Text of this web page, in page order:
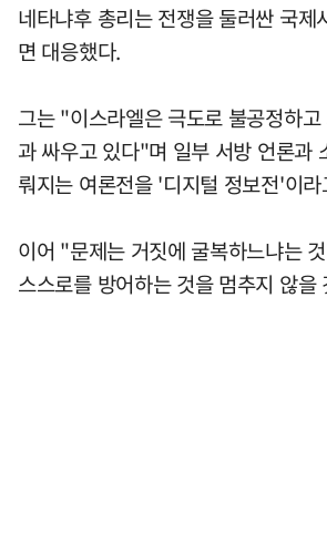
네타냐후 총리는 전쟁을 둘러싼 국제
면 대응했다.
그는 "이스라엘은 극도로 불공정하
과 싸우고 있다"며 일부 서방 언론과
뤄지는 여론전을 '디지털 정보전'이
이어 "문제는 거짓에 굴복하느냐는
스스로를 방어하는 것을 멈추지 않을